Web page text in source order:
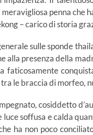
penna che
– carico di storia
sulle sponde
alla presenza della
faticosamente
le braccia di morfeo,
cosiddetto
soffusa e calda
ha non poco